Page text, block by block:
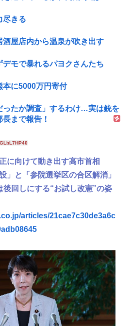
尽きる
屋店内から温泉が吹き出す
モで暴れるパヨクさんたち
本に5000万円寄付
たか調査」するわけ…実は銃を
まで報告！
正に向けて動き出す高市首相
」と「参院選挙区の合区解消」
後回しにする“お試し改憲”の姿
articles/21cae7c30de3a6c